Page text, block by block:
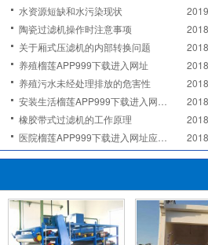
水资源短缺和水污染现状
陶瓷过滤机操作时注意事项
关于厢式压滤机的内部转换问题
养殖榴莲APP999下载进入网址
养殖污水未经处理排放的危害性
安装生活榴莲APP999下载进入网址时的措施分析
橡胶带式过滤机的工作原理
医院榴莲APP999下载进入网址应该怎样选购